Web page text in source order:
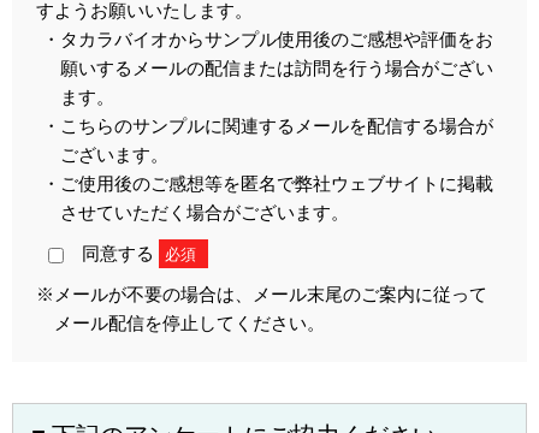
すようお願いいたします。
・タカラバイオからサンプル使用後のご感想や評価をお
願いするメールの配信または訪問を行う場合がござい
ます。
・こちらのサンプルに関連するメールを配信する場合が
ございます。
・ご使用後のご感想等を匿名で弊社ウェブサイトに掲載
させていただく場合がございます。
同意する 必須
※メールが不要の場合は、メール末尾のご案内に従って
メール配信を停止してください。